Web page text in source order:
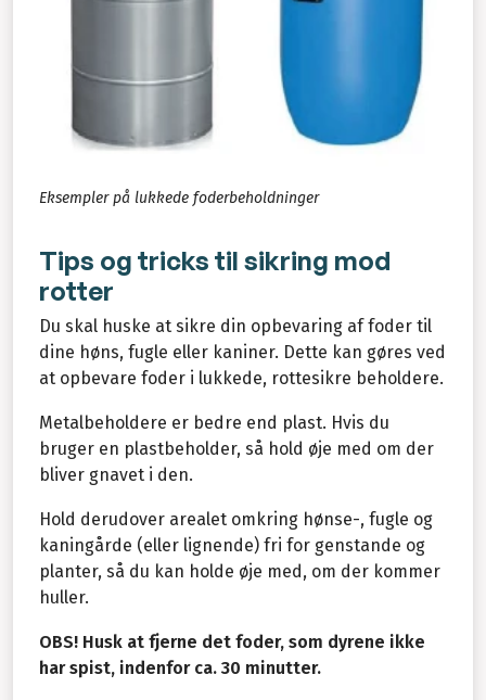
Eksempler på lukkede foderbeholdninger
Tips og tricks til sikring mod
rotter
Du skal huske at sikre din opbevaring af foder til
dine høns, fugle eller kaniner. Dette kan gøres ved
at opbevare foder i lukkede, rottesikre beholdere.
Metalbeholdere er bedre end plast. Hvis du
bruger en plastbeholder, så hold øje med om der
bliver gnavet i den.
Hold derudover arealet omkring hønse-, fugle og
kaningårde (eller lignende) fri for genstande og
planter, så du kan holde øje med, om der kommer
huller.
OBS! Husk at fjerne det foder, som dyrene ikke
har spist, indenfor ca. 30 minutter.